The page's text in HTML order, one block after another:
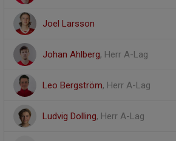
Joel Larsson
Johan Ahlberg, Herr A-Lag
Leo Bergström, Herr A-Lag
Ludvig Dolling, Herr A-Lag